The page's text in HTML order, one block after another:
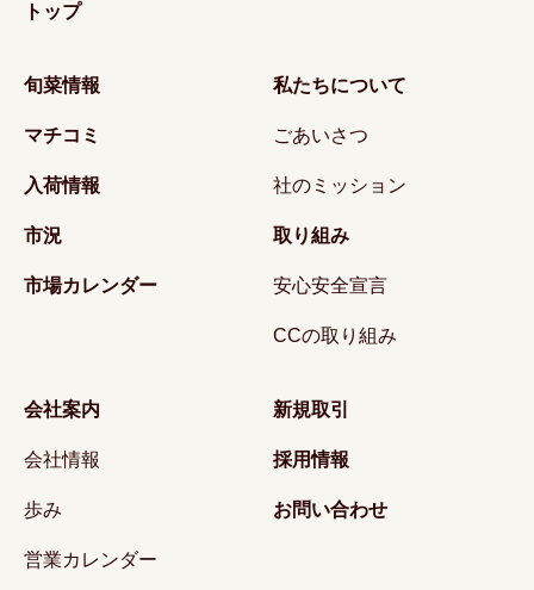
トップ
旬菜情報
マチコミ
入荷情報
市況
市場カレンダー
私たちについて
ごあいさつ
社のミッション
取り組み
安心安全宣言
CCの取り組み
会社案内
会社情報
歩み
営業カレンダー
新規取引
採用情報
お問い合わせ